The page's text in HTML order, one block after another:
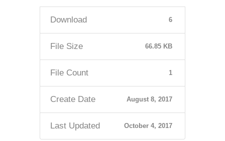
Download 6
File Size 66.85 KB
File Count 1
Create Date August 8, 2017
Last Updated October 4, 2017